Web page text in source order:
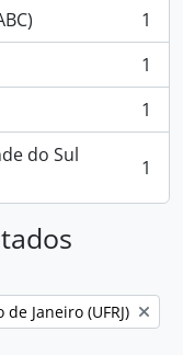
1
1
1
do Sul
1
Janeiro (UFRJ)